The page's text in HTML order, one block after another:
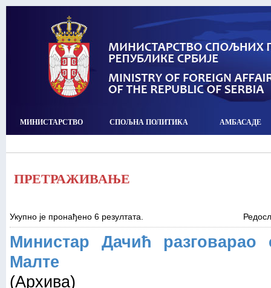
МИНИСТАРСТВО СПОЉНА ПОЛИТИКА АМБАСАДЕ
ПРЕТРАЖИВАЊЕ
Укупно је пронађено 6 резултата.
Министар Дачић
Малте
(Архива)